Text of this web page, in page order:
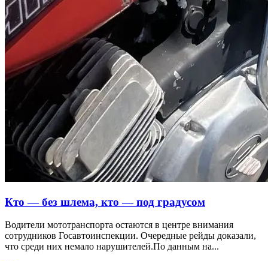
Кто — без шлема, кто — под градусом
Водители мототранспорта остаются в центре внимания
сотрудников Госавтоинспекции. Очередные рейды доказали,
что среди них немало нарушителей.По данным на...